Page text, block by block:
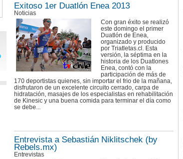
Exitoso 1er Duatlón Enea 2013
Noticias
Con gran éxito se realizó
este domingo el primer
Duatlón de Enea,
organizado y producido
por Triatletas.cl. Esta
versión, la séptima en la
historia de los Duatlones
Enea, contó con la
participación de más de
170 deportistas quienes, sin importar el frio de la mañana,
disfrutaron de un excelente circuito cerrado, carpa de
hidratación, masajes de los especialistas en rehabilitación
de Kinesic y una buena comida para terminar el día como
se debe...
Entrevista a Sebastián Niklitschek (by
Rebels.mx)
Entrevistas